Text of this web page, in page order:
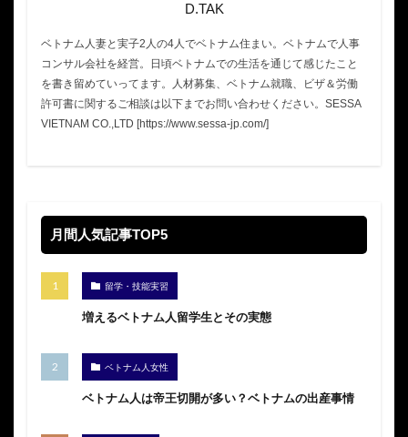
D.TAK
ベトナム人妻と実子2人の4人でベトナム住まい。ベトナムで人事
コンサル会社を経営。日頃ベトナムでの生活を通じて感じたこと
を書き留めていってます。人材募集、ベトナム就職、ビザ＆労働
許可書に関するご相談は以下までお問い合わせください。SESSA
VIETNAM CO.,LTD [https://www.sessa-jp.com/]
月間人気記事TOP5
留学・技能実習
増えるベトナム人留学生とその実態
ベトナム人女性
ベトナム人は帝王切開が多い？ベトナムの出産事情